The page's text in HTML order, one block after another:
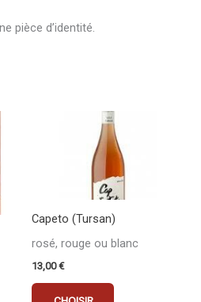
pièce d’identité.
Capeto (Tursan)
rosé, rouge ou blanc
13,00€
produit
a
plusieurs
variations.
Les
choisies